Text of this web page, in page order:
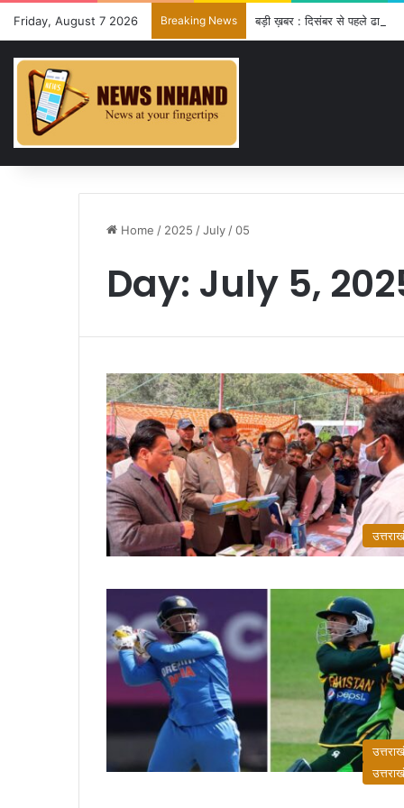
Friday, August 7 2026 Breaking News बड़ी ख़बर : दिसंबर से पहले ढाई
Home / 2025 /July /05
Day: July 5,